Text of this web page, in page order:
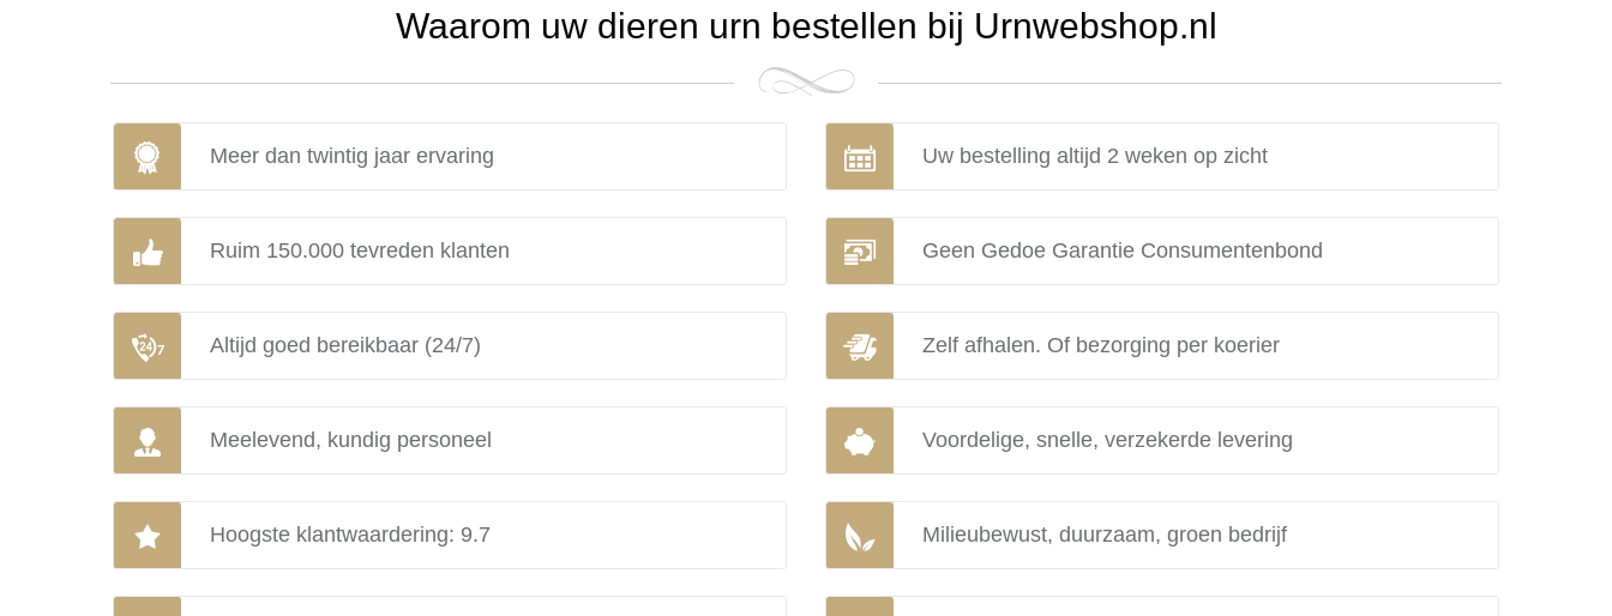
Waarom uw dieren urn bestellen bij Urnwebshop.nl
Meer dan twintig jaar ervaring Uw bestelling altijd 2 weken op zicht
Ruim 150.000 tevreden klanten Geen Gedoe Garantie Consumentenbond
Altijd goed bereikbaar (24/7) Zelf afhalen. Of bezorging per koerier
Meelevend, kundig personeel Voordelige, snelle, verzekerde levering
Hoogste klantwaardering: 9.7 Milieubewust, duurzaam, groen bedrijf